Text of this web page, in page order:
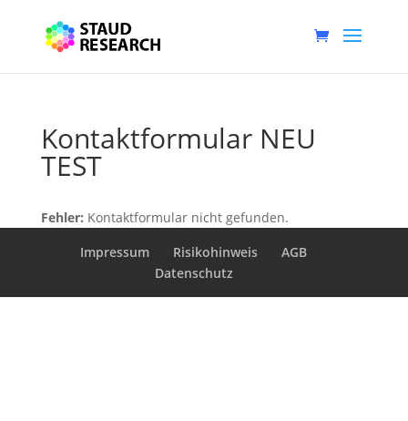
Kontaktformular NEU
TEST
Fehler: Kontaktformular nicht gefunden.
Impressum
Risikohinweis
AGB
Datenschutz